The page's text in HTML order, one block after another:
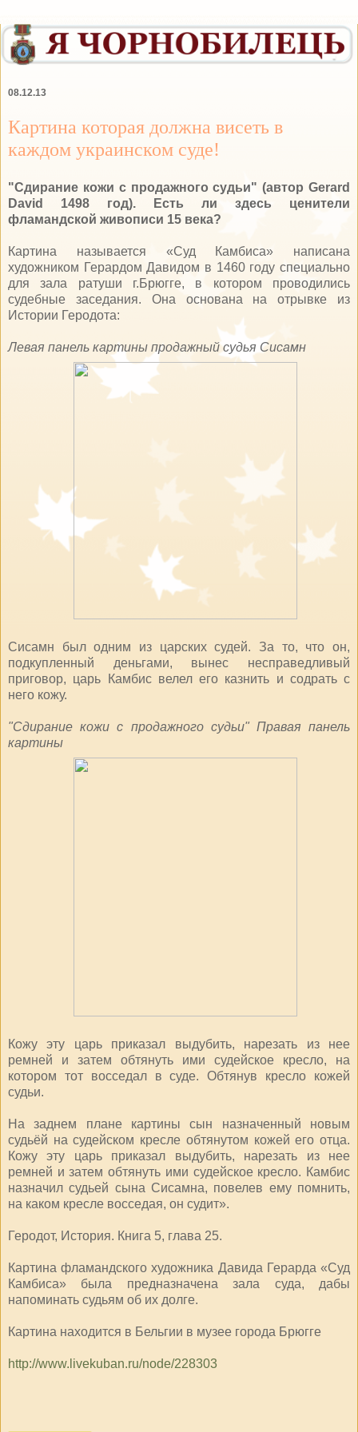
08.12.13
Картина которая должна висеть в
каждом украинском суде!
"Сдирание кожи с продажного судьи" (автор Gerard
David 1498 год). Есть ли здесь ценители
фламандской живописи 15 века?
Картина называется «Суд Камбиса» написана
художником Герардом Давидом в 1460 году специально
для зала ратуши г.Брюгге, в котором проводились
судебные заседания. Она основана на отрывке из
Истории Геродота:
Левая панель картины продажный судья Сисамн
Сисамн был одним из царских судей. За то, что он,
подкупленный деньгами, вынес несправедливый
приговор, царь Камбис велел его казнить и содрать с
него кожу.
"Сдирание кожи с продажного судьи" Правая панель
картины
Кожу эту царь приказал выдубить, нарезать из нее
ремней и затем обтянуть ими судейское кресло, на
котором тот восседал в суде. Обтянув кресло кожей
судьи.
На заднем плане картины сын назначенный новым
судьёй на судейском кресле обтянутом кожей его отца.
Кожу эту царь приказал выдубить, нарезать из нее
ремней и затем обтянуть ими судейское кресло. Камбис
назначил судьей сына Сисамна, повелев ему помнить,
на каком кресле восседая, он судит».
Геродот, История. Книга 5, глава 25.
Картина фламандского художника Давида Герарда «Суд
Камбиса» была предназначена зала суда, дабы
напоминать судьям об их долге.
Картина находится в Бельгии в музее города Брюгге
http://www.livekuban.ru/node/228303